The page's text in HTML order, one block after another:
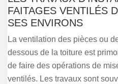
FAITAGES VENTILÉS
SES ENVIRONS
La ventilation des pièces ou
dessous de la toiture est
de faire des opérations de
ventilés. Les travaux sont